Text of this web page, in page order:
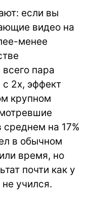
если вы
видео на
менее
пара
с 2x, эффект
крупном
на 17%
в обычном
время, но
почти как у
учился.